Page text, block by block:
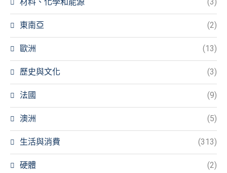
東南亞 (2)
歐洲 (13)
歷史與文化 (3)
法國 (9)
澳洲 (5)
生活與消費 (313)
硬體 (2)